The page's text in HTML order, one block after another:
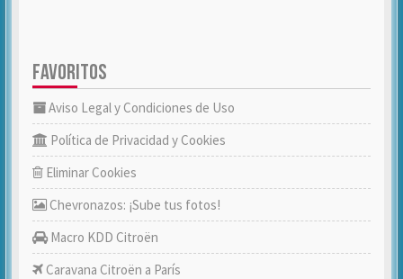
FAVORITOS
Aviso Legal y Condiciones de Uso
Política de Privacidad y Cookies
Eliminar Cookies
Chevronazos: ¡Sube tus fotos!
Macro KDD Citroën
Caravana Citroën a París